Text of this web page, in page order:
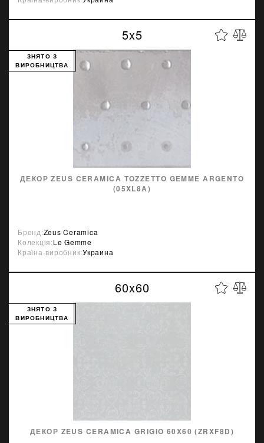
5x5
ДЕКОР ZEUS CERAMICA TOZZETTO GEMME ARGENTO
(05XL8A)
ЗНЯТО З
ВИРОБНИЦТВА
Бренд:Zeus Ceramica
Колекція:Le Gemme
Країна-виробник:Украина
60x60
ДЕКОР ZEUS CERAMICA GRIGIO 60X60 (ZRXF8D)
ЗНЯТО З
ВИРОБНИЦТВА